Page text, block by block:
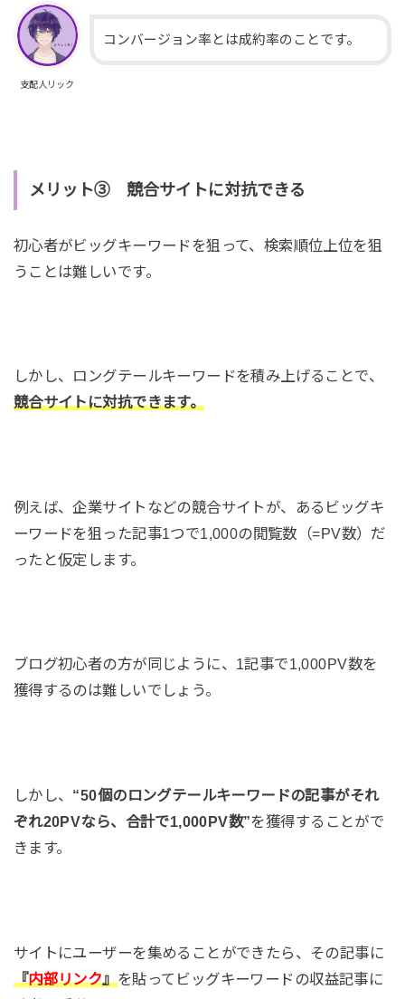
支配人リック
コンバージョン率とは成約率のことです。
メリット③ 競合サイトに対抗できる
初心者がビッグキーワードを狙って、検索順位上位を狙
うことは難しいです。
しかし、ロングテールキーワードを積み上げることで、
競合サイトに対抗できます。
例えば、企業サイトなどの競合サイトが、あるビッグキ
ーワードを狙った記事1つで1,000の閲覧数（=PV数）だ
ったと仮定します。
ブログ初心者の方が同じように、1記事で1,000PV数を
獲得するのは難しいでしょう。
しかし、 “50個のロングテールキーワードの記事がそれ
ぞれ20PVなら、合計で1,000PV数”を獲得することがで
きます。
サイトにユーザーを集めることができたら、その記事に
『内部リンク』を貼ってビッグキーワードの収益記事に